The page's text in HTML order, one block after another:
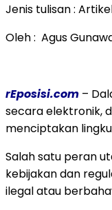
Jenis tulisan :
Oleh : Agus
rEposisi.com –
secara elektronik,
menciptakan
Salah satu peran
kebijakan dan
ilegal atau